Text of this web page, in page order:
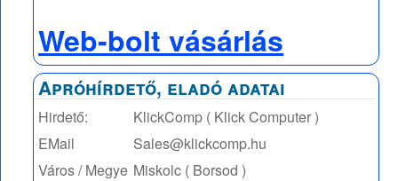
Web-bolt vásárlás
Apróhírdető, eladó adatai
Hirdető:
KlickComp ( Klick Computer )
EMail
Sales@klickcomp.hu
Város / Megye Miskolc ( Borsod )